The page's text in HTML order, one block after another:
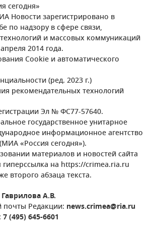
сегодня»
Новости зарегистрировано в
по надзору в сфере связи,
и массовых коммуникаций
2014 года.
Cookie и автоматического
(ред. 2023 г.)
рекомендательных технологий
Эл № ФС77-57640.
государственное унитарное
информационное агентство
(МИА «Россия сегодня»).
материалов и новостей сайта
на https://crimea.ria.ru
второго абзаца текста.
Гаврилова А.В.
почты Редакции: news.crimea@ria.ru
7 (495) 645-6601